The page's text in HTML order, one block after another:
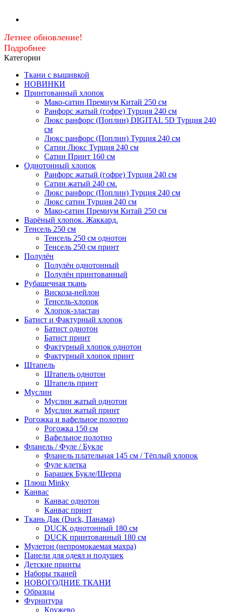
Летнее обновление!
Подробнее
Категории
Ткани с вышивкой
НОВИНКИ
Принтованный хлопок
Мако-сатин Премиум Китай 250 см
Ранфорс жатый (гофре) Турция 240 см
Люкс ранфорс (Поплин) DIGITAL 5D Турция 240
см
Люкс ранфорс (Поплин) Турция 240 см
Сатин Люкс Турция 240 см
Cатин Принт 160 см
Однотонный хлопок
Ранфорс жатый (гофре) Турция 240 см
Сатин жатый 240 см.
Люкс ранфорс (Поплин) Турция 240 см
Люкс сатин Турция 240 см
Мако-сатин Премиум Китай 250 см
Варёный хлопок. Жаккард.
Тенсель 250 см
Тенсель 250 см однотон
Тенсель 250 см принт
Полулён
Полулён однотонный
Полулён принтованный
Рубашечная ткань
Вискоза-нейлон
Тенсель-хлопок
Хлопок-эластан
Батист и Фактурный хлопок
Батист однотон
Батист принт
Фактурный хлопок однотон
Фактурный хлопок принт
Штапель
Штапель однотон
Штапель принт
Муслин
Муслин жатый однотон
Муслин жатый принт
Рогожка и вафельное полотно
Рогожка 150 см
Вафельное полотно
Фланель / Фуле / Букле
Фланель плательная 145 см / Тёплый хлопок
Фуле клетка
Барашек Букле/Шерпа
Плюш Minky
Канвас
Канвас однотон
Канвас принт
Ткань Дак (Duck, Панама)
DUCK однотонный 180 см
DUCK принтованный 180 см
Мулетон (непромокаемая махра)
Панели для одеял и подушек
Детские принты
Наборы тканей
НОВОГОДНИЕ ТКАНИ
Образцы
Фурнитура
Кружево